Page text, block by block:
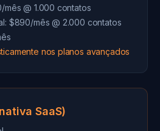
@ 1.000 contatos
$890/mês @ 2.000 contatos
nos planos avançados
SaaS)